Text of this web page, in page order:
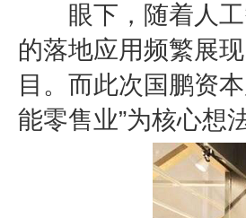
眼下，随着人工
的落地应用频繁展
目。而此次国鹏资
能零售业”为核心想